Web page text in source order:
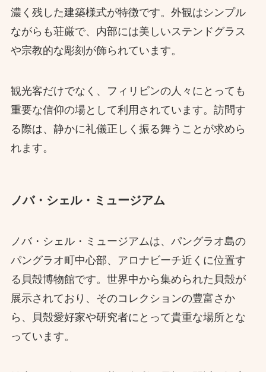
濃く残した建築様式が特徴です。外観はシンプル
ながらも荘厳で、内部には美しいステンドグラス
や宗教的な彫刻が飾られています。
観光客だけでなく、フィリピンの人々にとっても
重要な信仰の場として利用されています。訪問す
る際は、静かに礼儀正しく振る舞うことが求めら
れます。
ノバ・シェル・ミュージアム
ノバ・シェル・ミュージアムは、パングラオ島の
パングラオ町中心部、アロナビーチ近くに位置す
る貝殻博物館です。世界中から集められた貝殻が
展示されており、そのコレクションの豊富さか
ら、貝殻愛好家や研究者にとって貴重な場所とな
っています。​